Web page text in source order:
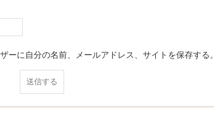
ーに自分の名前、メールアドレス、サイトを保存する。